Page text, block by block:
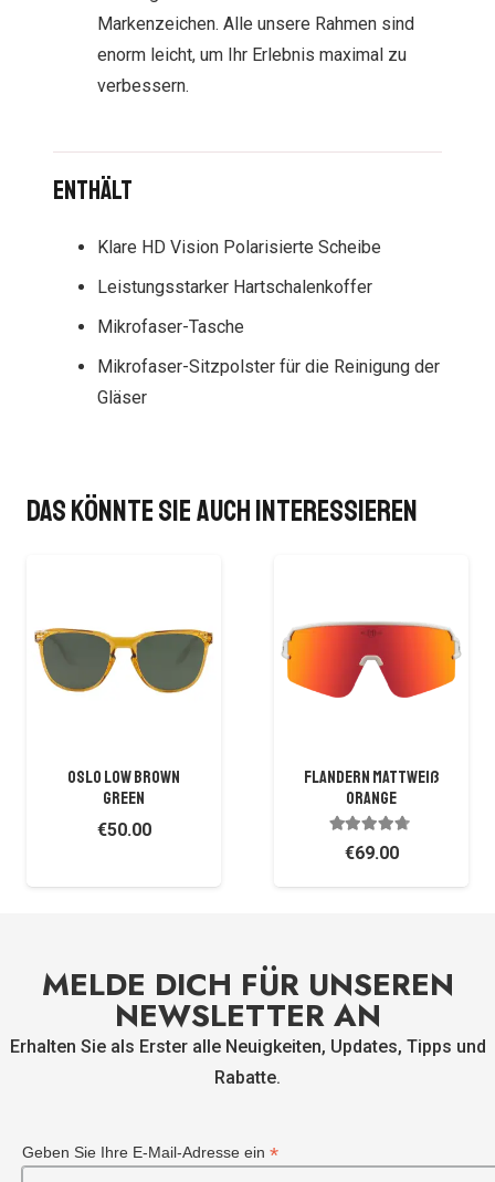
Markenzeichen. Alle unsere Rahmen sind
enorm leicht, um Ihr Erlebnis maximal zu
verbessern.
Enthält
Klare HD Vision Polarisierte Scheibe
Leistungsstarker Hartschalenkoffer
Mikrofaser-Tasche
Mikrofaser-Sitzpolster für die Reinigung der
Gläser
Das könnte Sie auch interessieren
OSLO LOW BROWN
GREEN
€50.00
Flandern Mattweiß
Orange
Bewertet mit
€69.00
MELDE DICH FÜR UNSEREN
NEWSLETTER AN
Erhalten Sie als Erster alle Neuigkeiten, Updates, Tipps und
Rabatte.
Geben Sie Ihre E-Mail-Adresse ein *